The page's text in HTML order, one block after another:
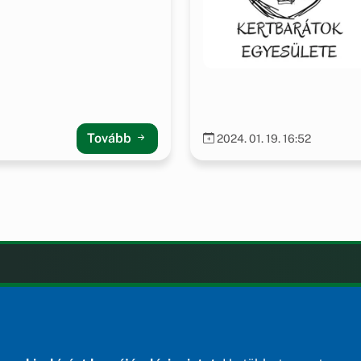
Tovább 2024. 01. 19. 16:52
KIEGÉSZÍTÉS